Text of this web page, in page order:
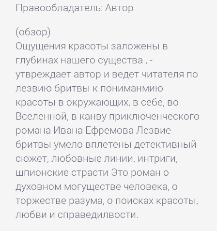
Правообладатель: Автор
(обзор)
Ощущения красоты заложены в
глубинах нашего существа , -
утвреждает автор и ведет читателя по
лезвию бритвы к пониманмию
красоты в окружающих, в себе, во
Вселенной, в канву приключенческого
романа Ивана Ефремова Лезвие
бритвы умело вплетены детективный
сюжет, любовные линии, интриги,
шпионские страсти Это роман о
духовном могуществе человека, о
торжестве разума, о поисках красоты,
любви и справедилвости.